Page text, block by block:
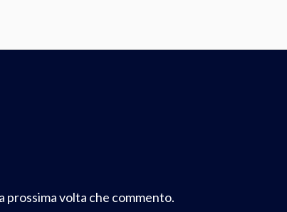
prossima volta che commento.